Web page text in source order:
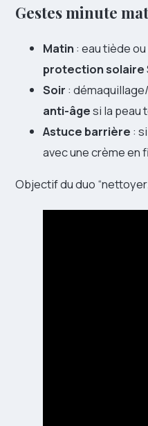
Gestes minute
Matin : eau tiède
protection solaire
Soir :
anti-âgesi la peau
Astuce barrière :
avec une crème en
Objectif du duo